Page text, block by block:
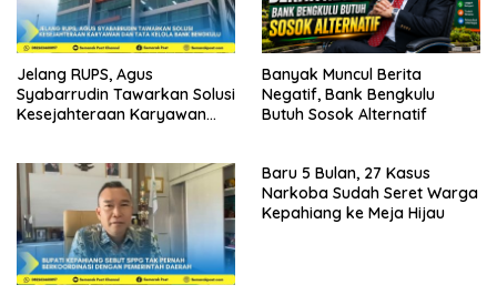
Jelang RUPS, Agus
Syabarrudin Tawarkan Solusi
Kesejahteraan Karyawan
Banyak Muncul Berita
Negatif, Bank Bengkulu
Butuh Sosok Alternatif
Baru 5 Bulan, 27 Kasus
Narkoba Sudah Seret Warga
Kepahiang ke Meja Hijau